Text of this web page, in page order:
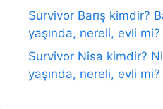
Survivor Barış kimdir?
yaşında, nereli, evli mi?
Survivor Nisa kimdir?
yaşında, nereli, evli mi?